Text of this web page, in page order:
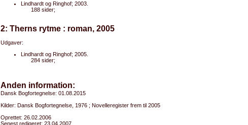
Lindhardt og Ringhof; 2003.
188 sider;
2: Therns rytme : roman, 2005
Udgaver:
Lindhardt og Ringhof; 2005.
284 sider;
Anden information:
Dansk Bogfortegnelse: 01.08.2015
Kilder: Dansk Bogfortegnelse, 1976 ; Novelleregister frem til 2005
Oprettet: 26.02.2006
Senest redigeret: 23.04.2007